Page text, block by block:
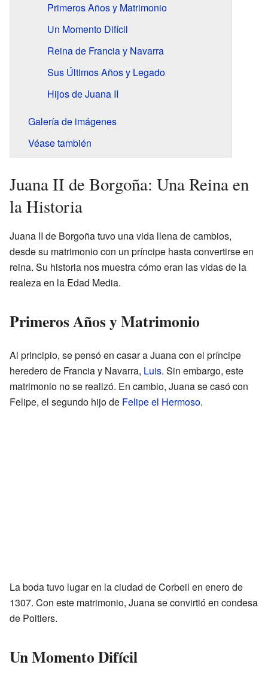
Primeros Años y Matrimonio
Un Momento Difícil
Reina de Francia y Navarra
Sus Últimos Años y Legado
Hijos de Juana II
Galería de imágenes
Véase también
Juana II de Borgoña: Una Reina en
la Historia
Juana II de Borgoña tuvo una vida llena de cambios,
desde su matrimonio con un príncipe hasta convertirse en
reina. Su historia nos muestra cómo eran las vidas de la
realeza en la Edad Media.
Primeros Años y Matrimonio
Al principio, se pensó en casar a Juana con el príncipe
heredero de Francia y Navarra, Luis. Sin embargo, este
matrimonio no se realizó. En cambio, Juana se casó con
Felipe, el segundo hijo de Felipe el Hermoso.
La boda tuvo lugar en la ciudad de Corbeil en enero de
1307. Con este matrimonio, Juana se convirtió en condesa
de Poitiers.
Un Momento Difícil